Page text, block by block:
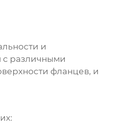
и
с различными
фланцев, и